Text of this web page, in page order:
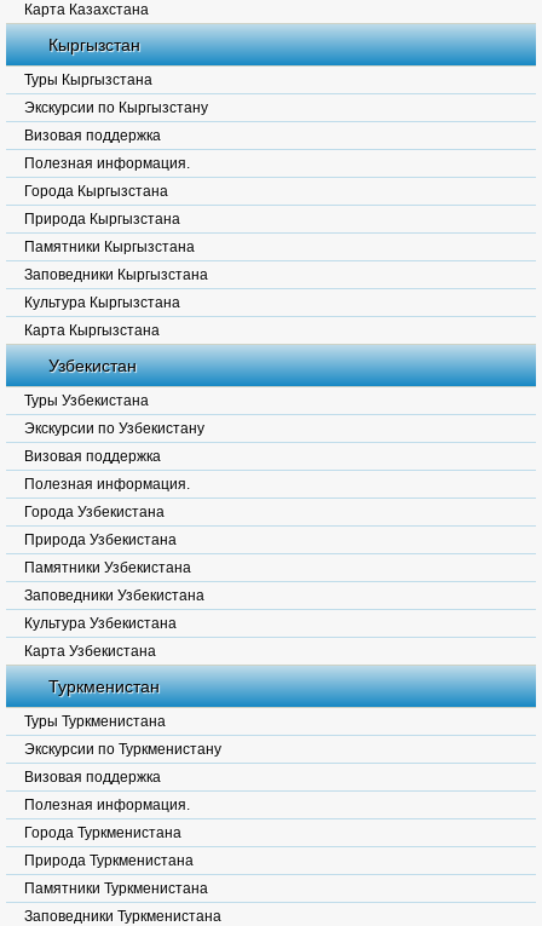
Карта Казахстана
Кыргызстан
Туры Кыргызстана
Экскурсии по Кыргызстану
Визовая поддержка
Полезная информация.
Города Кыргызстана
Природа Кыргызстана
Памятники Кыргызстана
Заповедники Кыргызстана
Культура Кыргызстана
Карта Кыргызстана
Узбекистан
Туры Узбекистана
Экскурсии по Узбекистану
Визовая поддержка
Полезная информация.
Города Узбекистана
Природа Узбекистана
Памятники Узбекистана
Заповедники Узбекистана
Культура Узбекистана
Карта Узбекистана
Туркменистан
Туры Туркменистана
Экскурсии по Туркменистану
Визовая поддержка
Полезная информация.
Города Туркменистана
Природа Туркменистана
Памятники Туркменистана
Заповедники Туркменистана